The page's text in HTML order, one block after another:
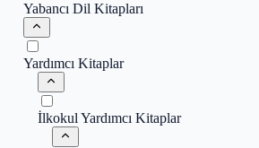
Yabancı Dil Kitapları
Yardımcı Kitaplar
İlkokul Yardımcı Kitaplar